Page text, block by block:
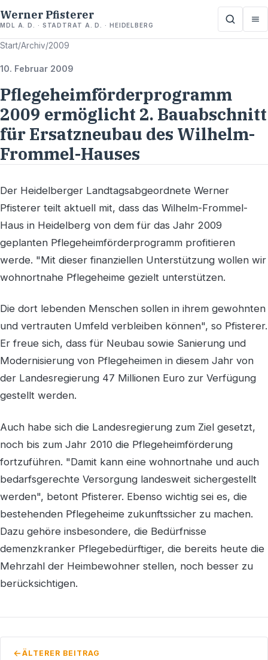
Werner Pfisterer
MDL A. D. · STADTRAT A. D. · HEIDELBERG
Start/Archiv/2009
10. Februar 2009
Pflegeheimförderprogramm
2009 ermöglicht 2. Bauabschnitt
für Ersatzneubau des Wilhelm-
Frommel-Hauses
Der Heidelberger Landtagsabgeordnete Werner
Pfisterer teilt aktuell mit, dass das Wilhelm-Frommel-
Haus in Heidelberg von dem für das Jahr 2009
geplanten Pflegeheimförderprogramm profitieren
werde. "Mit dieser finanziellen Unterstützung wollen wir
wohnortnahe Pflegeheime gezielt unterstützen.
Die dort lebenden Menschen sollen in ihrem gewohnten
und vertrauten Umfeld verbleiben können", so Pfisterer.
Er freue sich, dass für Neubau sowie Sanierung und
Modernisierung von Pflegeheimen in diesem Jahr von
der Landesregierung 47 Millionen Euro zur Verfügung
gestellt werden.
Auch habe sich die Landesregierung zum Ziel gesetzt,
noch bis zum Jahr 2010 die Pflegeheimförderung
fortzuführen. "Damit kann eine wohnortnahe und auch
bedarfsgerechte Versorgung landesweit sichergestellt
werden", betont Pfisterer. Ebenso wichtig sei es, die
bestehenden Pflegeheime zukunftssicher zu machen.
Dazu gehöre insbesondere, die Bedürfnisse
demenzkranker Pflegebedürftiger, die bereits heute die
Mehrzahl der Heimbewohner stellen, noch besser zu
berücksichtigen.
ÄLTERER BEITRAG